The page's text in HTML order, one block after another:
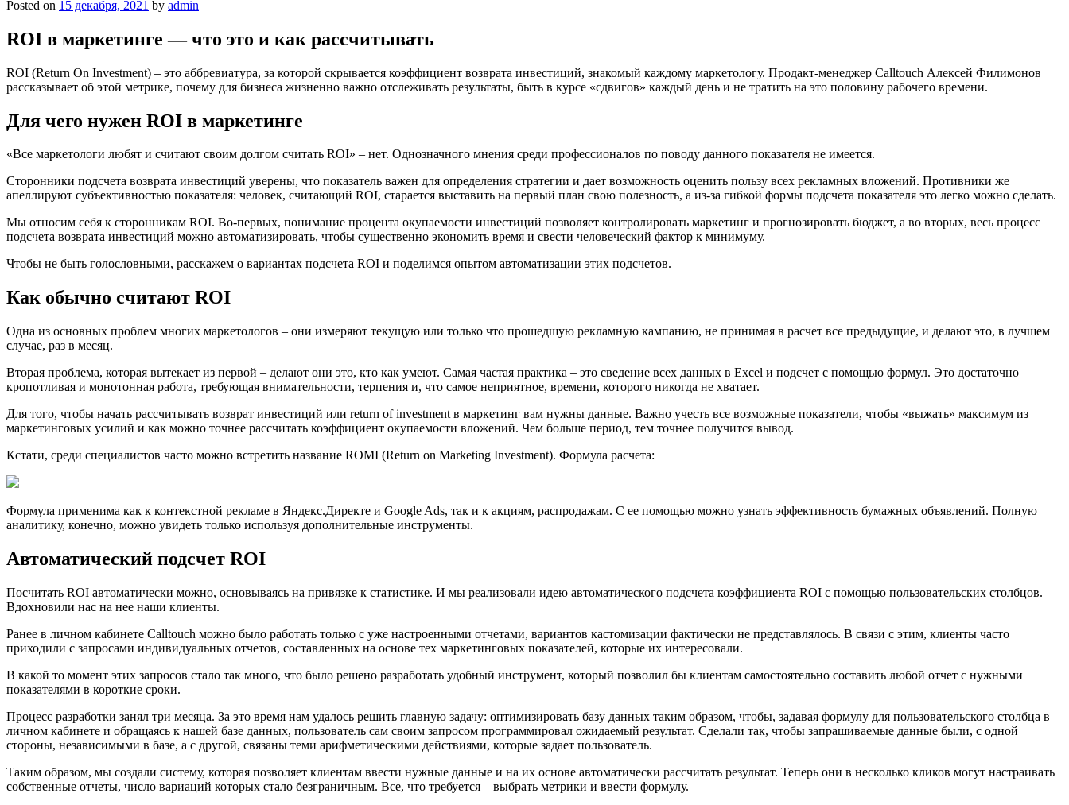
Posted on 15 декабря, 2021 by admin
ROI в маркетинге — что это и как расcчитывать
ROI (Return On Investment) – это аббревиатура, за которой скрывается коэффициент возврата инвестиций, знакомый каждому маркетологу. Продакт-менеджер Calltouch Алексей Филимонов
рассказывает об этой метрике, почему для бизнеса жизненно важно отслеживать результаты, быть в курсе «сдвигов» каждый день и не тратить на это половину рабочего времени.
Для чего нужен ROI в маркетинге
«Все маркетологи любят и считают своим долгом считать ROI» – нет. Однозначного мнения среди профессионалов по поводу данного показателя не имеется.
Сторонники подсчета возврата инвестиций уверены, что показатель важен для определения стратегии и дает возможность оценить пользу всех рекламных вложений. Противники же
апеллируют субъективностью показателя: человек, считающий ROI, старается выставить на первый план свою полезность, а из-за гибкой формы подсчета показателя это легко можно сделать.
Мы относим себя к сторонникам ROI. Во-первых, понимание процента окупаемости инвестиций позволяет контролировать маркетинг и прогнозировать бюджет, а во вторых, весь процесс
подсчета возврата инвестиций можно автоматизировать, чтобы существенно экономить время и свести человеческий фактор к минимуму.
Чтобы не быть голословными, расскажем о вариантах подсчета ROI и поделимся опытом автоматизации этих подсчетов.
Как обычно считают ROI
Одна из основных проблем многих маркетологов – они измеряют текущую или только что прошедшую рекламную кампанию, не принимая в расчет все предыдущие, и делают это, в лучшем
случае, раз в месяц.
Вторая проблема, которая вытекает из первой – делают они это, кто как умеют. Самая частая практика – это сведение всех данных в Excel и подсчет с помощью формул. Это достаточно
кропотливая и монотонная работа, требующая внимательности, терпения и, что самое неприятное, времени, которого никогда не хватает.
Для того, чтобы начать рассчитывать возврат инвестиций или return of investment в маркетинг вам нужны данные. Важно учесть все возможные показатели, чтобы «выжать» максимум из
маркетинговых усилий и как можно точнее рассчитать коэффициент окупаемости вложений. Чем больше период, тем точнее получится вывод.
Кстати, среди специалистов часто можно встретить название ROMI (Return on Marketing Investment). Формула расчета:
Формула применима как к контекстной рекламе в Яндекс.Директе и Google Ads, так и к акциям, распродажам. С ее помощью можно узнать эффективность бумажных объявлений. Полную
аналитику, конечно, можно увидеть только используя дополнительные инструменты.
Автоматический подсчет ROI
Посчитать ROI автоматически можно, основываясь на привязке к статистике. И мы реализовали идею автоматического подсчета коэффициента ROI с помощью пользовательских столбцов.
Вдохновили наc на нее наши клиенты.
Ранее в личном кабинете Calltouch можно было работать только с уже настроенными отчетами, вариантов кастомизации фактически не представлялось. В связи с этим, клиенты часто
приходили с запросами индивидуальных отчетов, составленных на основе тех маркетинговых показателей, которые их интересовали.
В какой то момент этих запросов стало так много, что было решено разработать удобный инструмент, который позволил бы клиентам самостоятельно составить любой отчет с нужными
показателями в короткие сроки.
Процесс разработки занял три месяца. За это время нам удалось решить главную задачу: оптимизировать базу данных таким образом, чтобы, задавая формулу для пользовательского столбца в
личном кабинете и обращаясь к нашей базе данных, пользователь сам своим запросом программировал ожидаемый результат. Сделали так, чтобы запрашиваемые данные были, c одной
стороны, независимыми в базе, а с другой, связаны теми арифметическими действиями, которые задает пользователь.
Таким образом, мы создали систему, которая позволяет клиентам ввести нужные данные и на их основе автоматически рассчитать результат. Теперь они в несколько кликов могут настраивать
собственные отчеты, число вариаций которых стало безграничным. Все, что требуется – выбрать метрики и ввести формулу.